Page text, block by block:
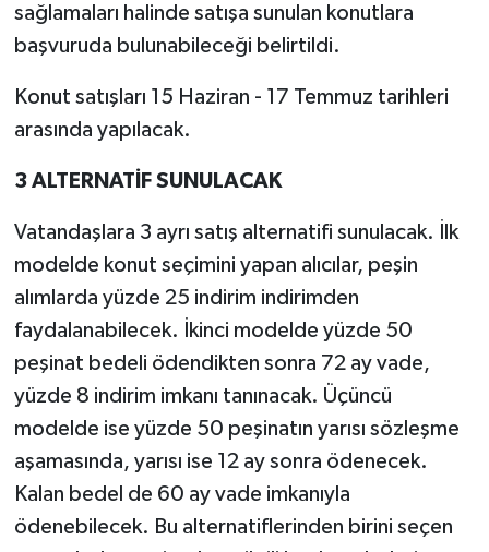
sağlamaları halinde satışa sunulan konutlara
başvuruda bulunabileceği belirtildi.
Konut satışları 15 Haziran - 17 Temmuz tarihleri
arasında yapılacak.
3 ALTERNATİF SUNULACAK
Vatandaşlara 3 ayrı satış alternatifi sunulacak. İlk
modelde konut seçimini yapan alıcılar, peşin
alımlarda yüzde 25 indirim indirimden
faydalanabilecek. İkinci modelde yüzde 50
peşinat bedeli ödendikten sonra 72 ay vade,
yüzde 8 indirim imkanı tanınacak. Üçüncü
modelde ise yüzde 50 peşinatın yarısı sözleşme
aşamasında, yarısı ise 12 ay sonra ödenecek.
Kalan bedel de 60 ay vade imkanıyla
ödenebilecek. Bu alternatiflerinden birini seçen